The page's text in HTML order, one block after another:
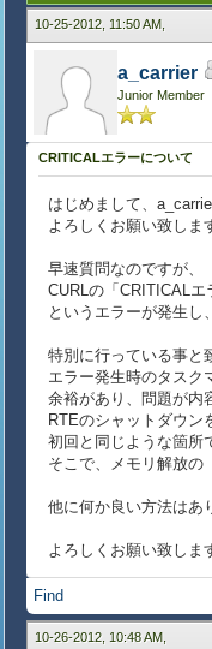
10-25-2012, 11:50 AM,
a_carrier
Junior Member
CRITICALエラーについて
はじめまして、
よろしくお願い致しま
早速質問なのですが、
CURLの「CRITICALエ
というエラーが発生し
特別に行っている事と
エラー発生時のタスク
余裕があり、問題が内
RTEのシャットダウン
初回と同じような箇所
そこで、メモリ解放の
他に何か良い方法はあ
よろしくお願い致しま
Find
10-26-2012, 10:48 AM,